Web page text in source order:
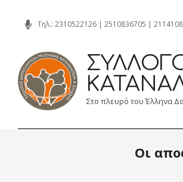
content
Τηλ.: 2310522126 | 2510836705 |
Στο πλευρό του Έλληνα
Οι